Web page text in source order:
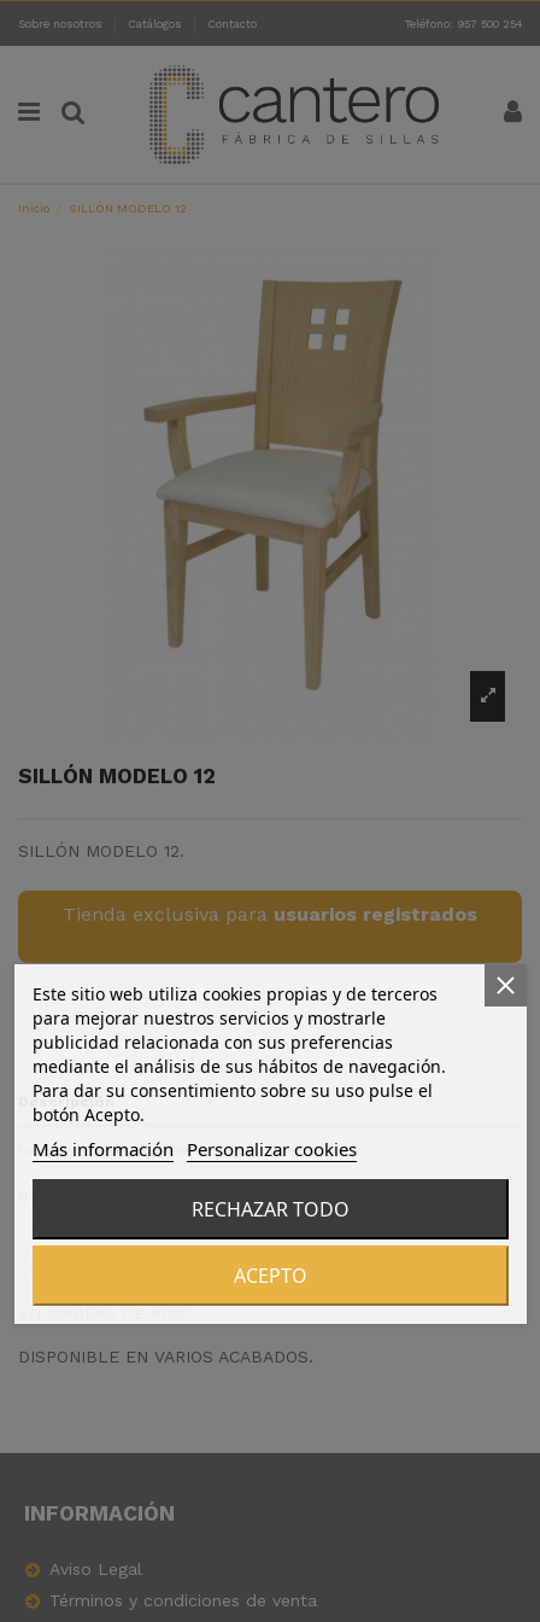
Sobre nosotros Catálogos Contacto Teléfono: 957 500 254
Inicio SILLÓN MODELO 12
SILLÓN MODELO 12
SILLÓN MODELO 12.
Tienda exclusiva para usuarios registrados
Descripción
Detalles del producto
EN MADERA DE PINO.
DISPONIBLE EN VARIOS ACABADOS.
INFORMACIÓN
Aviso Legal
Términos y condiciones de venta
Este sitio web utiliza cookies propias y de terceros
para mejorar nuestros servicios y mostrarle
publicidad relacionada con sus preferencias
mediante el análisis de sus hábitos de navegación.
Para dar su consentimiento sobre su uso pulse el
botón Acepto.
Más información Personalizar cookies
RECHAZAR TODO
ACEPTO